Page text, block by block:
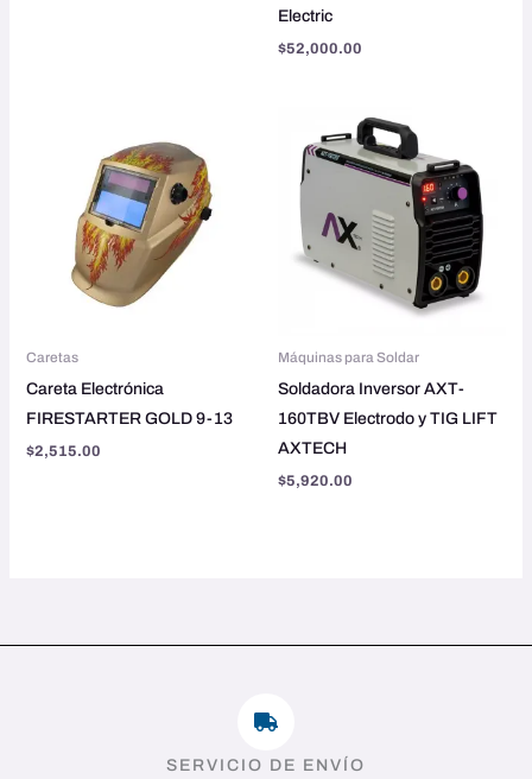
Electric
$52,000.00
Caretas
Careta Electrónica
FIRESTARTER GOLD 9-13
$2,515.00
Máquinas para Soldar
Soldadora Inversor AXT-
160TBV Electrodo y TIG LIFT
AXTECH
$5,920.00
SERVICIO DE ENVÍO